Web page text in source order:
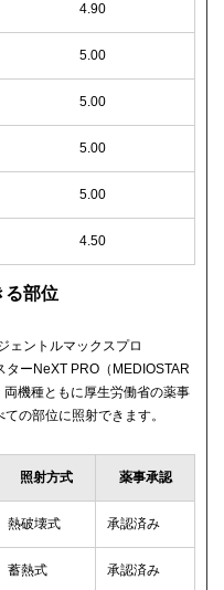
4.90
5.00
5.00
5.00
5.00
4.50
る部位
ェントルマックスプロ
ターNeXT PRO（MEDIOSTAR
機種ともに厚生労働省の薬事
の部位に照射できます。
照射方式 薬事承認
熱破壊式 承認済み
蓄熱式 承認済み